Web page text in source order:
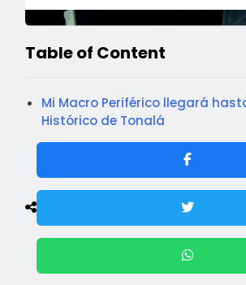
Table of Content
Mi Macro Periférico llegará
Histórico de Tonalá